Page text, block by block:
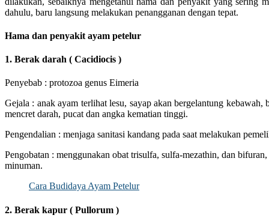
dahulu, baru langsung melakukan penangganan dengan tepat.
Hama dan penyakit ayam petelur
1. Berak darah ( Cacidiocis )
Penyebab : protozoa genus Eimeria
Gejala : anak ayam terlihat lesu, sayap akan bergelantung
mencret darah, pucat dan angka kematian tinggi.
Pengendalian : menjaga sanitasi kandang pada saat melakukan
Pengobatan : menggunakan obat trisulfa, sulfa-mezathin, dan
minuman.
Cara Budidaya Ayam Petelur
2. Berak kapur ( Pullorum )